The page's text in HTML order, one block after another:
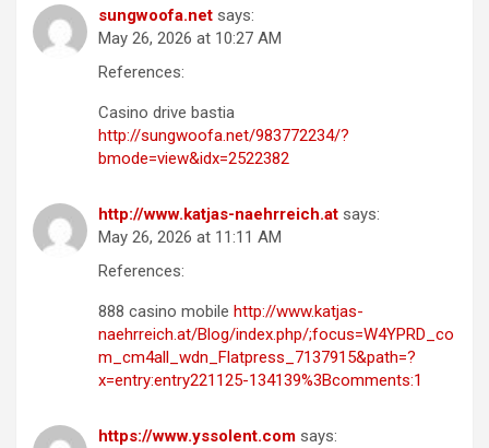
sungwoofa.net says:
May 26, 2026 at 10:27 AM
References:
Casino drive bastia
http://sungwoofa.net/983772234/?
bmode=view&idx=2522382
http://www.katjas-naehrreich.at says:
May 26, 2026 at 11:11 AM
References:
888 casino mobile http://www.katjas-
naehrreich.at/Blog/index.php/;focus=W4YPRD_co
m_cm4all_wdn_Flatpress_7137915&path=?
x=entry:entry221125-134139%3Bcomments:1
https://www.yssolent.com says: